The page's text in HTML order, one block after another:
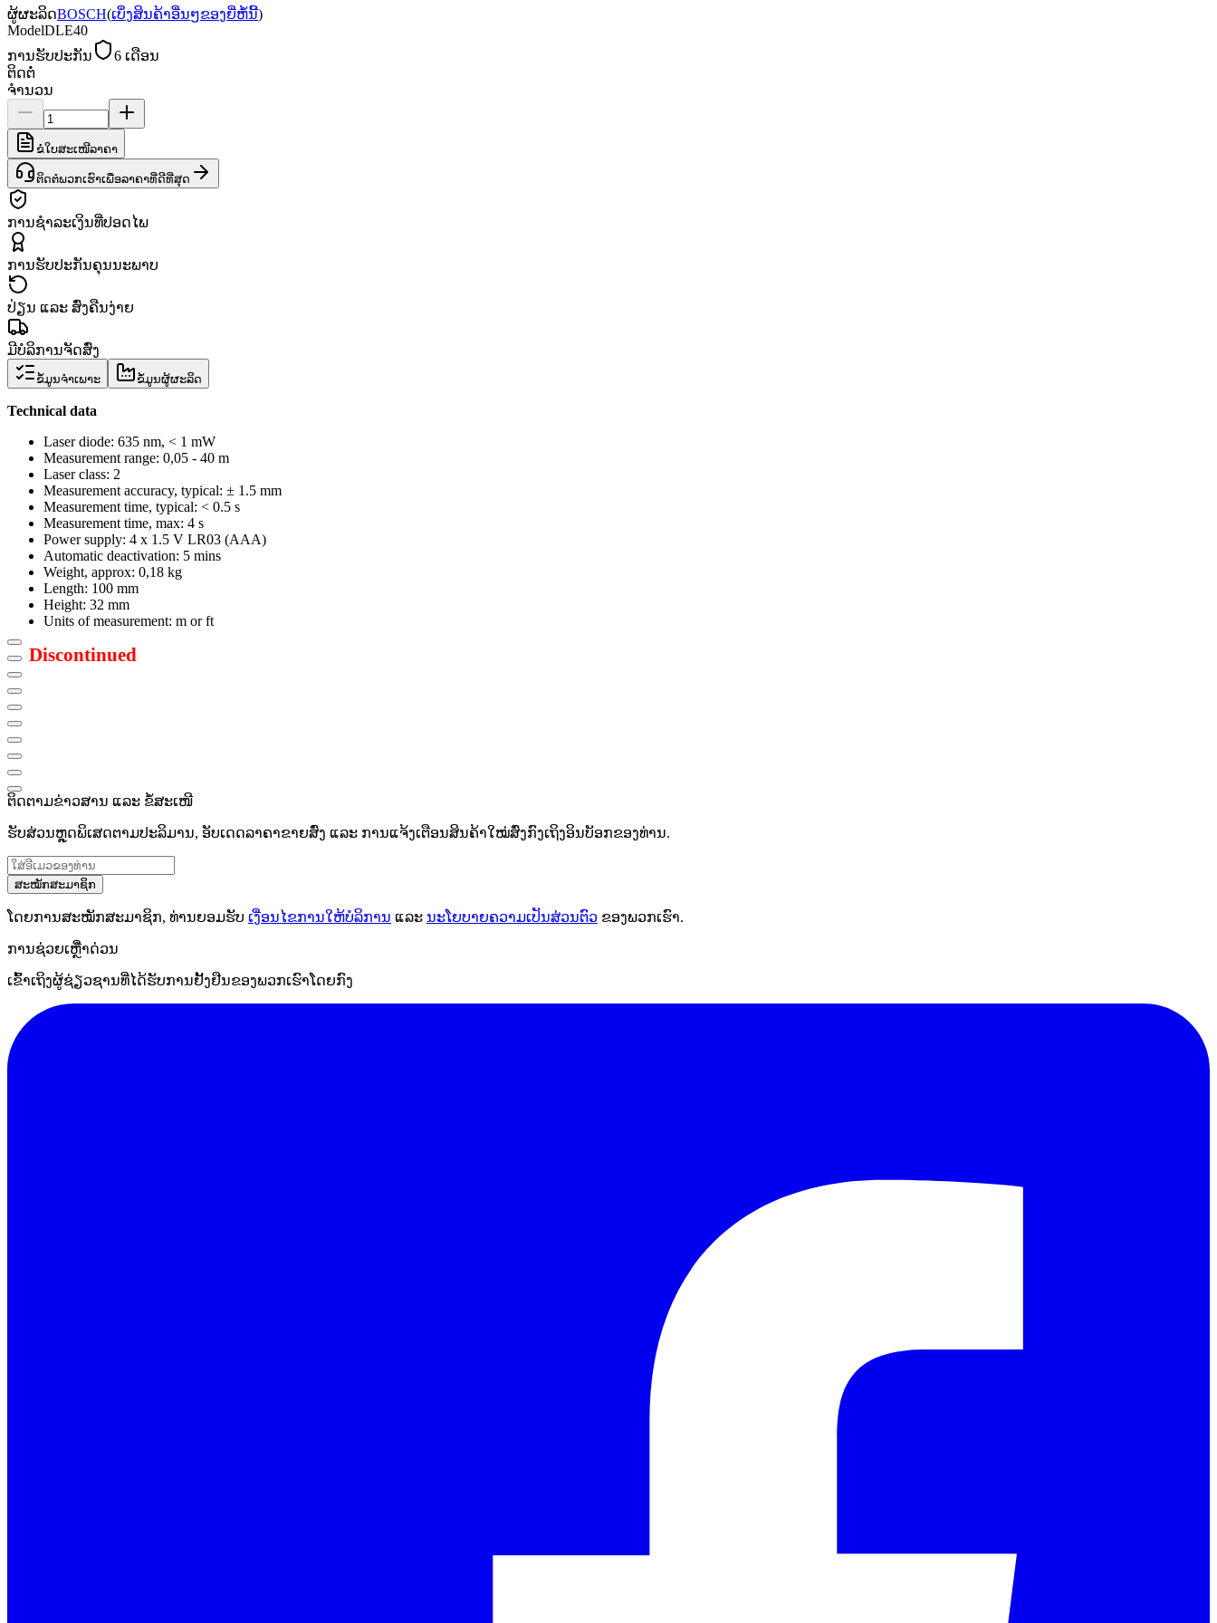
ຜູ້ຜະລິດBOSCH(ເບິ່ງສິນຄ້າອື່ນໆຂອງຍີ່ຫໍ້ນີ້)
ModelDLE40
ການຮັບປະກັນ
6 ເດືອນ
ຕິດຕໍ່
ຈຳນວນ
ຂໍໃບສະເໜີລາຄາ
ຕິດຕໍ່ພວກເຮົາເພື່ອລາຄາທີ່ດີທີ່ສຸດ
ການຊຳລະເງິນທີ່ປອດໄພ
ການຮັບປະກັນຄຸນນະພາບ
ປ່ຽນ ແລະ ສົ່ງຄືນງ່າຍ
ມີບໍລິການຈັດສົ່ງ
ຂໍ້ມູນຈຳເພາະ ຂໍ້ມູນຜູ້ຜະລິດ
Technical data
Laser diode: 635 nm, < 1 mW
Measurement range: 0,05 - 40 m
Laser class: 2
Measurement accuracy, typical: ± 1.5 mm
Measurement time, typical: < 0.5 s
Measurement time, max: 4 s
Power supply: 4 x 1.5 V LR03 (AAA)
Automatic deactivation: 5 mins
Weight, approx: 0,18 kg
Length: 100 mm
Height: 32 mm
Units of measurement: m or ft
Discontinued
ຕິດຕາມຂ່າວສານ ແລະ ຂໍ້ສະເໜີ
ຮັບສ່ວນຫຼຸດພິເສດຕາມປະລິມານ, ອັບເດດລາຄາຂາຍສົ່ງ ແລະ ການແຈ້ງເຕືອນສິນຄ້າໃໝ່ສົ່ງກົງເຖິງອິນບັອກຂອງທ່ານ.
ສະໝັກສະມາຊິກ
ໂດຍການສະໝັກສະມາຊິກ, ທ່ານຍອມຮັບ ເງື່ອນໄຂການໃຫ້ບໍລິການ ແລະ ນະໂຍບາຍຄວາມເປັນສ່ວນຕົວ ຂອງພວກເຮົາ.
ການຊ່ວຍເຫຼືໍາດ່ວນ
ເຂົ້າເຖິງຜູ້ຊ່ຽວຊານທີ່ໄດ້ຮັບການຢັ້ງຢືນຂອງພວກເຮົາໂດຍກົງ